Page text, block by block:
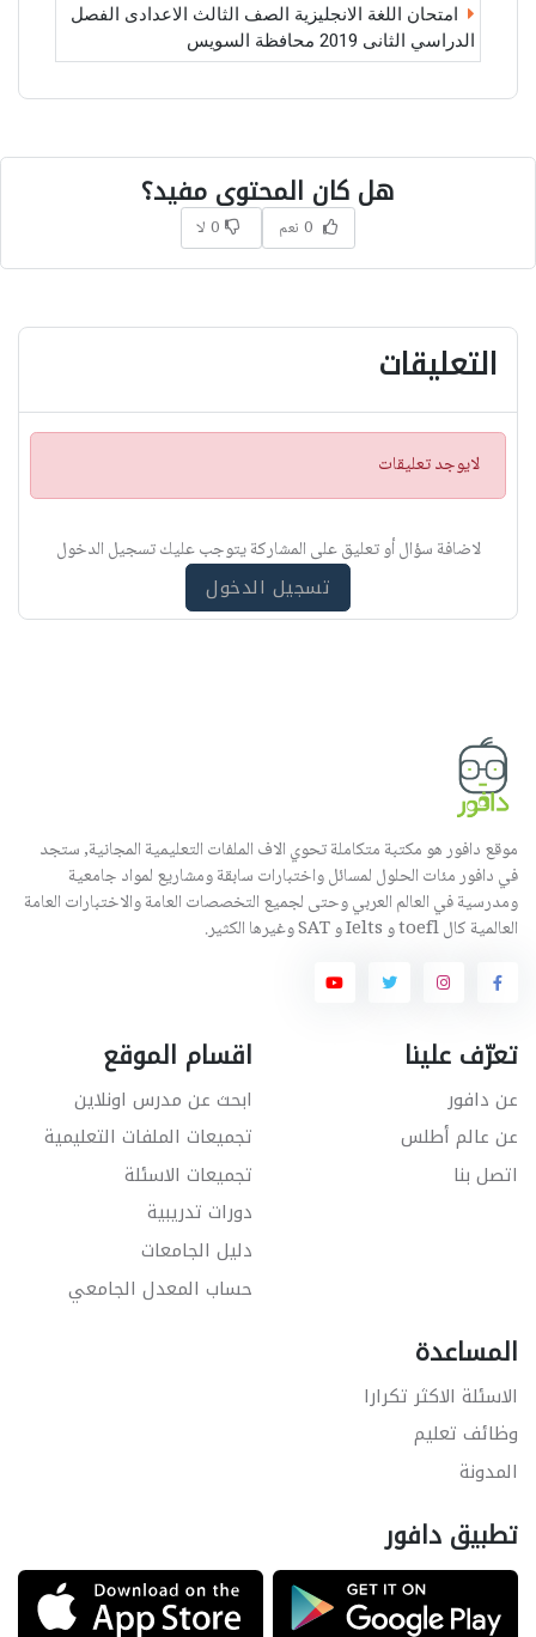
امتحان اللغة الانجليزية الصف الثالث الاعدادى الفصل
الدراسي الثانى 2019 محافظة السويس
هل كان المحتوى مفيد؟
0 نعم 0 لا
التعليقات
ت
ن
ي
لايوجد تعليقات
لاضافة سؤال أو تعليق على المشاركة يتوجب عليك تسجيل الدخول
تسجيل الدخول
موقع دافور هو مكتبة متكاملة تحوي الاف الملفات التعليمية المجانية, ستجد
في دافور مئات الحلول لمسائل واختبارات سابقة ومشاريع لمواد جامعية
ومدرسية في العالم العربي وحتى لجميع التخصصات العامة والاختبارات العامة
العالمية كال toefl و Ielts و SAT وغيرها الكثير.
تعرّف علينا
عن دافور
عن عالم أطلس
اتصل بنا
اقسام الموقع
ابحث عن مدرس اونلاين
تجميعات الملفات التعليمية
تجميعات الاسئلة
دورات تدريبية
دليل الجامعات
حساب المعدل الجامعي
المساعدة
الاسئلة الاكثر تكرارا
وظائف تعليم
المدونة
تطبيق دافور